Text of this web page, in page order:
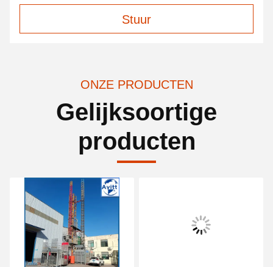
Stuur
ONZE PRODUCTEN
Gelijksoortige
producten